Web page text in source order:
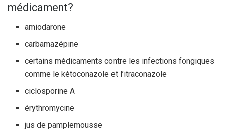
médicament?
amiodarone
carbamazépine
certains médicaments contre les infections fongiques
comme le kétoconazole et l’itraconazole
ciclosporine A
érythromycine
jus de pamplemousse